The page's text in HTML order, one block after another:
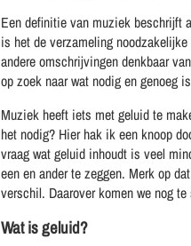
Een definitie van muziek beschrijft
is het de verzameling
andere omschrijvingen denkbaar
op zoek naar wat nodig en genoeg
Muziek heeft iets met geluid te
het nodig? Hier hak ik een knoop
vraag wat geluid inhoudt is veel
een en ander te zeggen. Merk op
verschil. Daarover komen we nog te
Wat is geluid?